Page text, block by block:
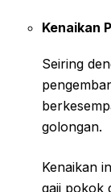
Kenaikan
Seiring
golongan.
Kenaikan
gaji pokok